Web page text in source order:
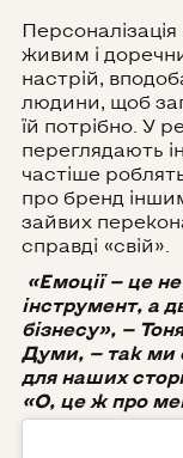
живим і
настрій,
людини, щоб
їй потрібно. У
переглядають
частіше
про бренд
зайвих
справді «свій».
«Емоції — це
інструмент, а
бізнесу», —
Думи, — так ми
для наших
«О, це ж про